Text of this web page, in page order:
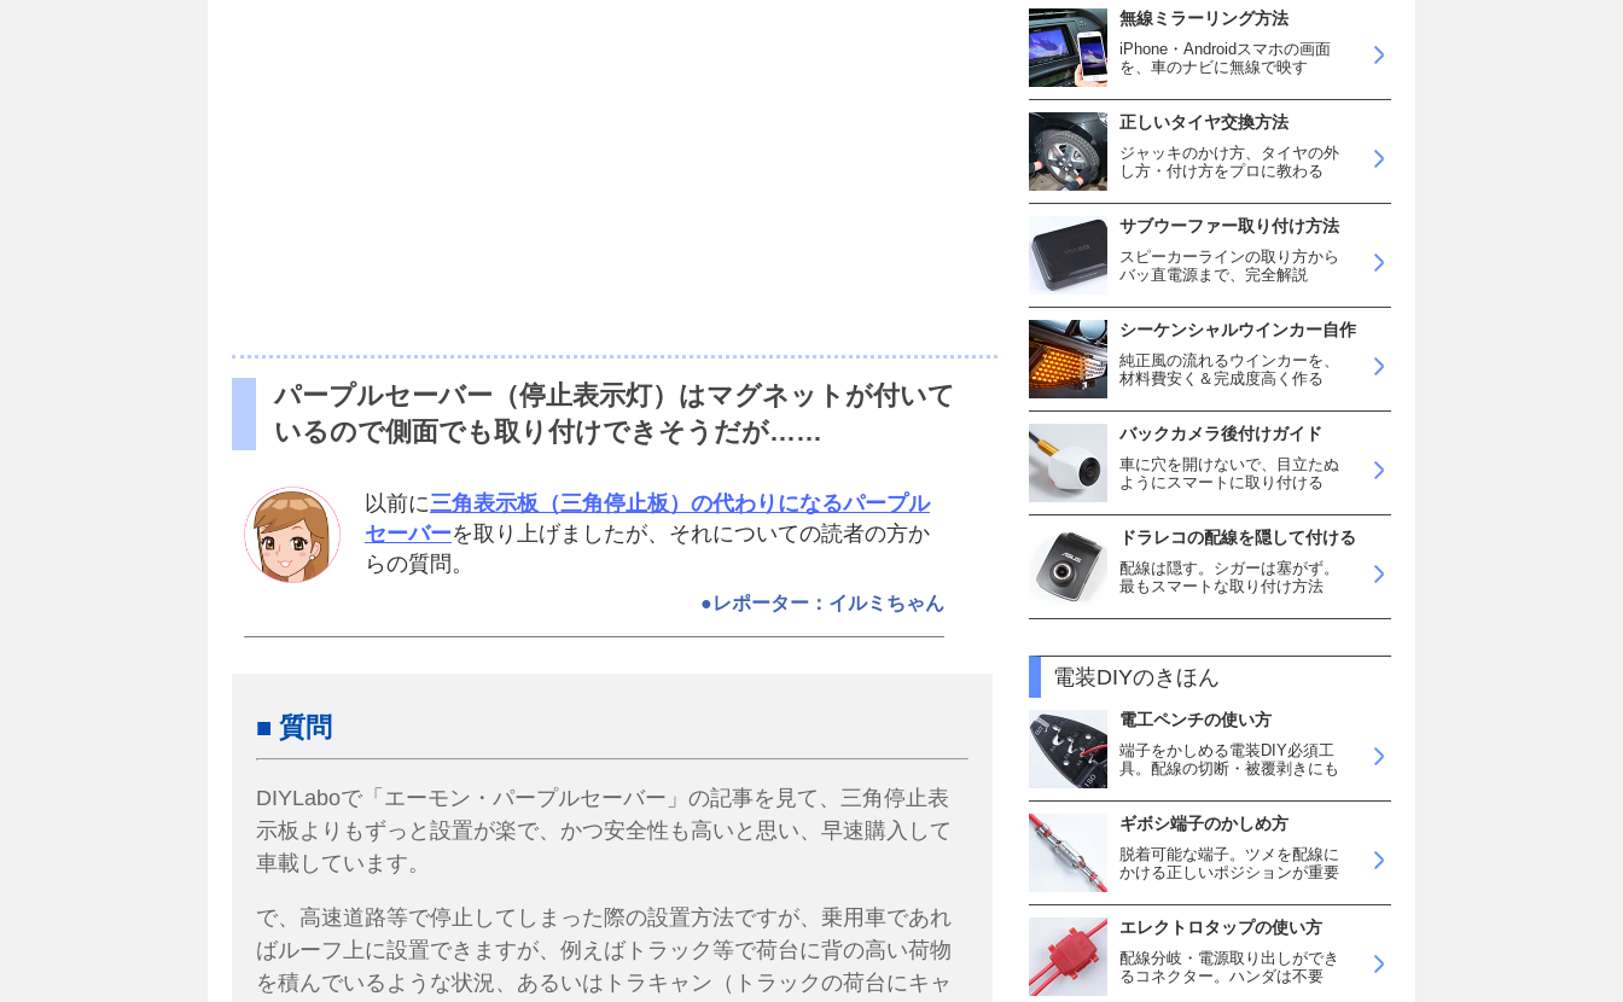
パープルセーバー（停止表示灯）はマグネットが付いて
いるので側面でも取り付けできそうだが……
以前に三角表示板（三角停止板）の代わりになるパープル
セーバーを取り上げましたが、それについての読者の方か
らの質問。
●レポーター：イルミちゃん
■ 質問
DIYLaboで「エーモン・パープルセーバー」の記事を見て、三角停止表
示板よりもずっと設置が楽で、かつ安全性も高いと思い、早速購入して
車載しています。
で、高速道路等で停止してしまった際の設置方法ですが、乗用車であれ
ばルーフ上に設置できますが、例えばトラック等で荷台に背の高い荷物
を積んでいるような状況、あるいはトラキャン（トラックの荷台にキャ
無線ミラーリング方法
iPhone・Androidスマホの画面
を、車のナビに無線で映す
正しいタイヤ交換方法
ジャッキのかけ方、タイヤの外
し方・付け方をプロに教わる
サブウーファー取り付け方法
スピーカーラインの取り方から
バッ直電源まで、完全解説
シーケンシャルウインカー自作
純正風の流れるウインカーを、
材料費安く＆完成度高く作る
バックカメラ後付けガイド
車に穴を開けないで、目立たぬ
ようにスマートに取り付ける
ドラレコの配線を隠して付ける
配線は隠す。シガーは塞がず。
最もスマートな取り付け方法
電装DIYのきほん
電工ペンチの使い方
端子をかしめる電装DIY必須工
具。配線の切断・被覆剥きにも
ギボシ端子のかしめ方
脱着可能な端子。ツメを配線に
かける正しいポジションが重要
エレクトロタップの使い方
配線分岐・電源取り出しができ
るコネクター。ハンダは不要